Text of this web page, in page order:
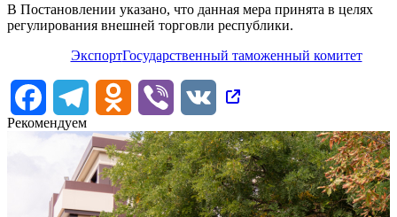
В Постановлении указано, что данная мера принята в целях
регулирования внешней торговли республики.
ЭкспортГосударственный таможенный комитет
FacebookTelegram Odnoklassniki
Viber
VK
Рекомендуем